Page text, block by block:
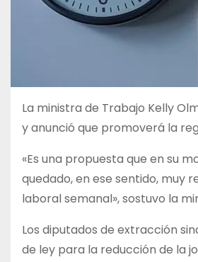
La ministra de Trabajo Kelly
y anunció que promoverá la
«Es una propuesta que en su
quedado, en ese sentido, muy
laboral semanal», sostuvo la
Los diputados de extracción
de ley para la reducción de la